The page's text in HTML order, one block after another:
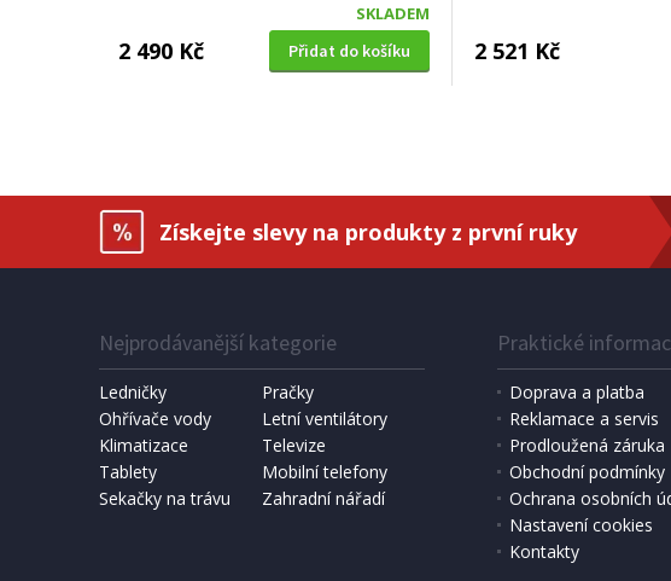
SKLADEM
2 490 Kč Přidat do košíku 2 521 Kč
Získejte slevy na produkty z první ruky
Nejprodávanější kategorie
Ledničky
Pračky
Ohřívače vody
Letní ventilátory
Klimatizace
Televize
Tablety
Mobilní telefony
Sekačky na trávu
Zahradní nářadí
Praktické
Doprava a platba
Reklamace a servis
Prodloužená záruka
Obchodní podmínky
Ochrana osobních
Nastavení cookies
Kontakty